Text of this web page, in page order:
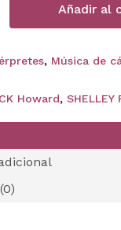
Añadir al
, Música de
Howard, SHELLEY